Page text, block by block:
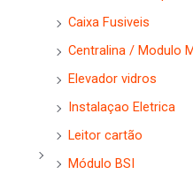
Caixa Fusiveis
Centralina / Modulo
Elevador vidros
Instalaçao Eletrica
Leitor cartão
Módulo BSI